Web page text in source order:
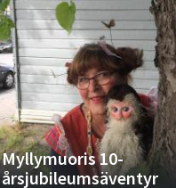
Myllymuoris 10-
årsjubileumsäventyr